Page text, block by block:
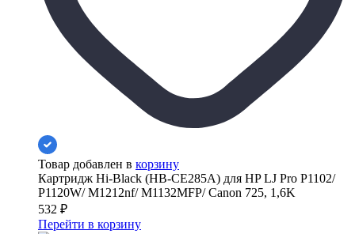
Товар добавлен в корзину
Картридж Hi-Black (HB-CE285A) для HP LJ Pro P1102/
P1120W/ M1212nf/ M1132MFP/ Canon 725, 1,6K
532 ₽
Перейти в корзину